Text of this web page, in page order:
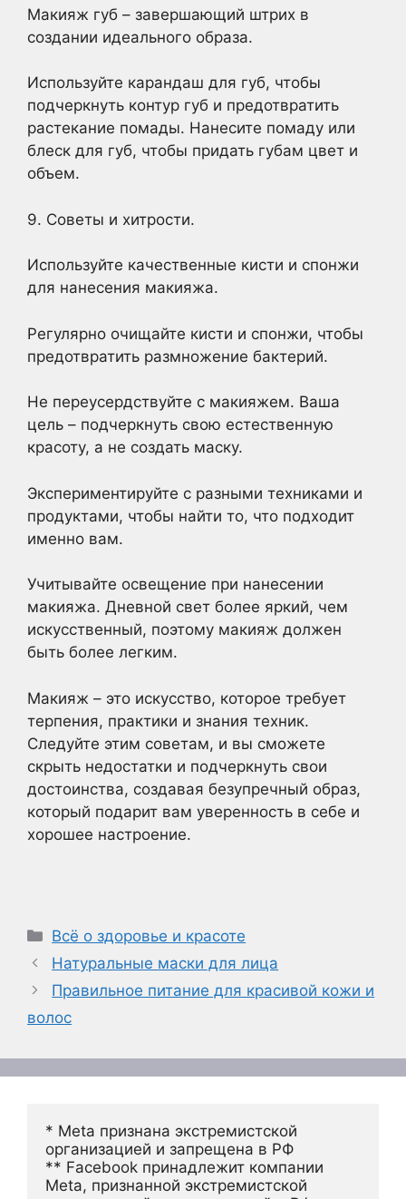
Макияж губ – завершающий штрих в
создании идеального образа.
Используйте карандаш для губ, чтобы
подчеркнуть контур губ и предотвратить
растекание помады. Нанесите помаду или
блеск для губ, чтобы придать губам цвет и
объем.
9. Советы и хитрости.
Используйте качественные кисти и спонжи
для нанесения макияжа.
Регулярно очищайте кисти и спонжи, чтобы
предотвратить размножение бактерий.
Не переусердствуйте с макияжем. Ваша
цель – подчеркнуть свою естественную
красоту, а не создать маску.
Экспериментируйте с разными техниками и
продуктами, чтобы найти то, что подходит
именно вам.
Учитывайте освещение при нанесении
макияжа. Дневной свет более яркий, чем
искусственный, поэтому макияж должен
быть более легким.
Макияж – это искусство, которое требует
терпения, практики и знания техник.
Следуйте этим советам, и вы сможете
скрыть недостатки и подчеркнуть свои
достоинства, создавая безупречный образ,
который подарит вам уверенность в себе и
хорошее настроение.
Рубрики
Всё о здоровье и красоте
Натуральные маски для лица
Правильное питание для красивой кожи и
волос
* Meta признана экстремистской
организацией и запрещена в РФ
** Facebook принадлежит компании
Meta, признанной экстремистской